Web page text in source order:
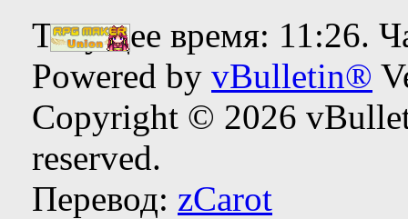
Текущее время: 11:26.
Powered by vBulletin®
Copyright © 2026
reserved.
Перевод: zCarot